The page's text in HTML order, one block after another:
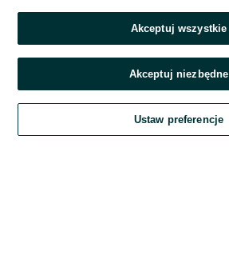
Zaloguj się
Kontynuując za pośrednictwem jednego z
OLX.pl w
Akceptuj wszystkie
Akceptuj niezbędne
Ustaw preferencje